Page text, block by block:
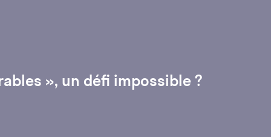
», un défi impossible ?